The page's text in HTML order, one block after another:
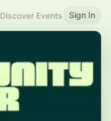
Discover Events Sign In